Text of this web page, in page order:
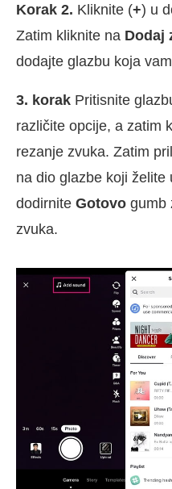
Korak 2. Kliknite (+) u
Zatim kliknite na Dodaj
dodajte glazbu koja
3. korak Pritisnite
različite opcije, a zatim
rezanje zvuka. Zatim
na dio glazbe koji želite
dodirnite Gotovo gumb
zvuka.